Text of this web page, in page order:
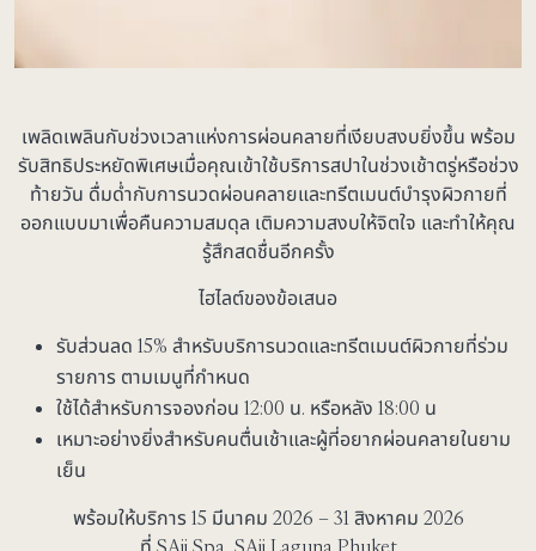
เพลิดเพลินกับช่วงเวลาแห่งการผ่อนคลายที่เงียบสงบยิ่งขึ้น พร้อม
รับสิทธิประหยัดพิเศษเมื่อคุณเข้าใช้บริการสปาในช่วงเช้าตรู่หรือช่วง
ท้ายวัน ดื่มด่ำกับการนวดผ่อนคลายและทรีตเมนต์บำรุงผิวกายที่
ออกแบบมาเพื่อคืนความสมดุล เติมความสงบให้จิตใจ และทำให้คุณ
รู้สึกสดชื่นอีกครั้ง
ไฮไลต์ของข้อเสนอ
รับส่วนลด 15% สำหรับบริการนวดและทรีตเมนต์ผิวกายที่ร่วม
รายการ ตามเมนูที่กำหนด
ใช้ได้สำหรับการจองก่อน 12:00 น. หรือหลัง 18:00 น
เหมาะอย่างยิ่งสำหรับคนตื่นเช้าและผู้ที่อยากผ่อนคลายในยาม
เย็น
พร้อมให้บริการ 15 มีนาคม 2026 – 31 สิงหาคม 2026